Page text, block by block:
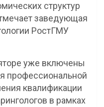
структур
заведующая
РостГМУ
уже включены
профессиональной
квалификации
в рамках